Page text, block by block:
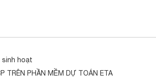
sinh hoạt
TRÊN PHẦN MỀM DỰ TOÁN ETA